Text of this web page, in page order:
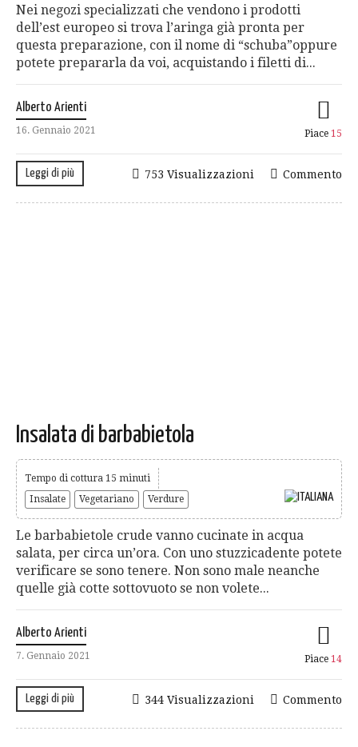
Nei negozi specializzati che vendono i prodotti
dell’est europeo si trova l’aringa già pronta per
questa preparazione, con il nome di “schuba”oppure
potete prepararla da voi, acquistando i filetti di...
Alberto Arienti
16. Gennaio 2021 Piace 15
Leggi di più Commento
753 Visualizzazioni
Insalata di barbabietola
Tempo di cottura 15 minuti
Insalate
Vegetariano Verdure
Le barbabietole crude vanno cucinate in acqua
salata, per circa un’ora. Con uno stuzzicadente potete
verificare se sono tenere. Non sono male neanche
quelle già cotte sottovuoto se non volete...
Alberto Arienti
7. Gennaio 2021 Piace 14
Leggi di più Commento
344 Visualizzazioni